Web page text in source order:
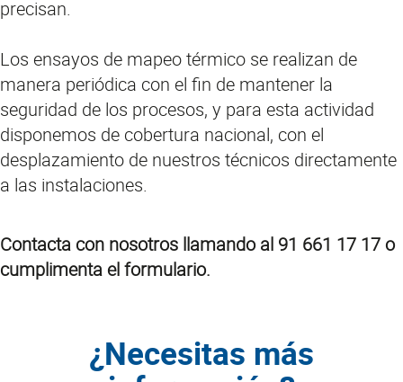
precisan.
Los ensayos de mapeo térmico se realizan de
manera periódica con el fin de mantener la
seguridad de los procesos, y para esta actividad
disponemos de cobertura nacional, con el
desplazamiento de nuestros técnicos directamente
a las instalaciones.
Contacta con nosotros llamando al 91 661 17 17 o
cumplimenta el formulario.
¿Necesitas más